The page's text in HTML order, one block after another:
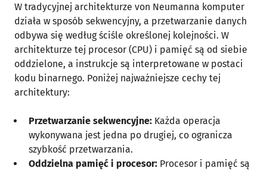
W tradycyjnej architekturze von Neumanna komputer
działa w sposób sekwencyjny, a przetwarzanie danych
odbywa się według ściśle określonej kolejności. W
architekturze tej procesor (CPU) i pamięć są od siebie
oddzielone, a instrukcje są interpretowane w postaci
kodu binarnego. Poniżej najważniejsze cechy tej
architektury:
Przetwarzanie sekwencyjne: Każda operacja
wykonywana jest jedna po drugiej, co ogranicza
szybkość przetwarzania.
Oddzielna pamięć i procesor: Procesor i pamięć są